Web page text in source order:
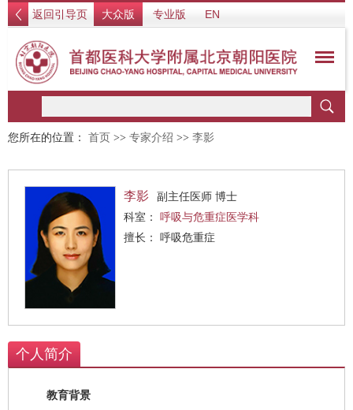
返回引导页 大众版 专业版 EN
您所在的位置： 首页 >> 专家介绍 >> 李影
李影
副主任医师 博士
科室： 呼吸与危重症医学科
擅长： 呼吸危重症
个人简介
教育背景